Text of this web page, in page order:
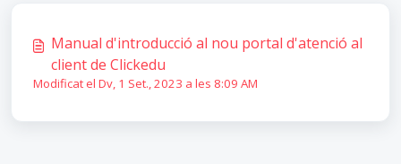
Manual d'introducció al nou portal d'atenció al
client de Clickedu
Modificat el Dv, 1 Set., 2023 a les 8:09 AM